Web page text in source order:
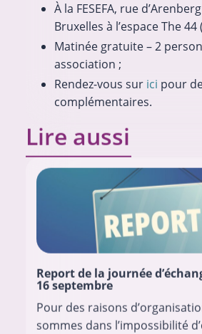
À la FESEFA, rue
Bruxelles à l’espace The 44
Matinée gratuite – 2
association ;
Rendez-vous sur ici pour
complémentaires.
Lire aussi
Report de la journée
16 septembre
Pour des raisons
sommes dans l’impossibilité